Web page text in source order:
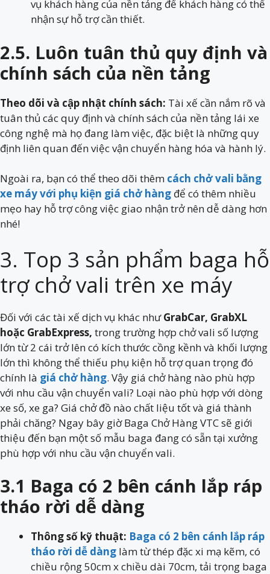
vụ khách hàng của nền tảng để khách hàng có thể
nhận sự hỗ trợ cần thiết.
2.5. Luôn tuân thủ quy định và
chính sách của nền tảng
Theo dõi và cập nhật chính sách: Tài xế cần nắm rõ và
tuân thủ các quy định và chính sách của nền tảng lái xe
công nghệ mà họ đang làm việc, đặc biệt là những quy
định liên quan đến việc vận chuyển hàng hóa và hành lý.
Ngoài ra, bạn có thể theo dõi thêm cách chở vali bằng
xe máy với phụ kiện giá chở hàng để có thêm nhiều
mẹo hay hỗ trợ công việc giao nhận trở nên dễ dàng hơn
nhé!
3. Top 3 sản phẩm baga hỗ
trợ chở vali trên xe máy
Đối với các tài xế dịch vụ khác nhưGrabCar, GrabXL
hoặc GrabExpress, trong trường hợp chở vali số lượng
lớn từ 2 cái trở lên có kích thước cồng kềnh và khối lượng
lớn thì không thể thiếu phụ kiện hỗ trợ quan trọng đó
chính là giá chở hàng. Vậy giá chở hàng nào phù hợp
với nhu cầu vận chuyển vali? Loại nào phù hợp với dòng
xe số, xe ga? Giá chở đồ nào chất liệu tốt và giá thành
phải chăng? Ngay bây giờ Baga Chở Hàng VTC sẽ giới
thiệu đến bạn một số mẫu baga đang có sẵn tại xưởng
phù hợp với nhu cầu vận chuyển vali.
3.1 Baga có 2 bên cánh lắp ráp
tháo rời dễ dàng
Thông số kỹ thuật: Baga có 2 bên cánh lắp ráp
tháo rời dễ dàng làm từ thép đặc xi mạ kẽm, có
chiều rộng 50cm x chiều dài 70cm, tải trọng baga